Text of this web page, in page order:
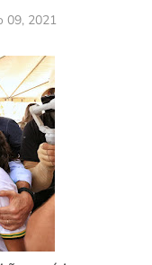
09, 2021